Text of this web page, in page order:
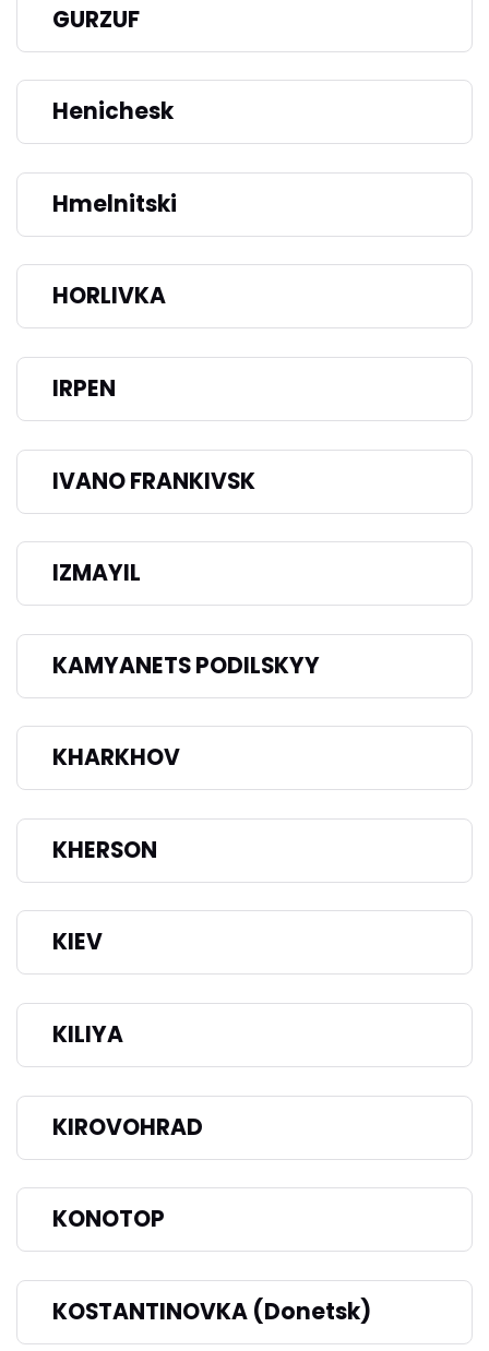
GURZUF
Henichesk
Hmelnitski
HORLIVKA
IRPEN
IVANO FRANKIVSK
IZMAYIL
KAMYANETS PODILSKYY
KHARKHOV
KHERSON
KIEV
KILIYA
KIROVOHRAD
KONOTOP
KOSTANTINOVKA (Donetsk)